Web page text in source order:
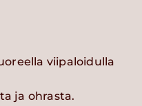
viipaloidulla
ja ohrasta.